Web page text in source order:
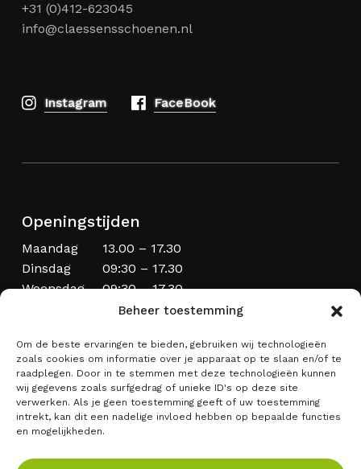
Beheer toestemming
Om de beste ervaringen te bieden, gebruiken wij technologieën
zoals cookies om informatie over je apparaat op te slaan en/of te
raadplegen. Door in te stemmen met deze technologieën kunnen
wij gegevens zoals surfgedrag of unieke ID's op deze site
verwerken. Als je geen toestemming geeft of uw toestemming
intrekt, kan dit een nadelige invloed hebben op bepaalde functies
en mogelijkheden.
+31 (0)412-623045
info@claessensschoenen.nl
Instagram FaceBook
Openingstijden
Maandag
13.00 – 17.30
Dinsdag
09:30 – 17.30
Woensdag
09:30 – 17.30
09:30 – 20.00
Zaterdag
09:00 – 17:00
Zondag
Laatste zondag van de maand